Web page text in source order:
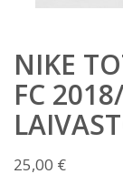
NIKE
FC
25,00 €